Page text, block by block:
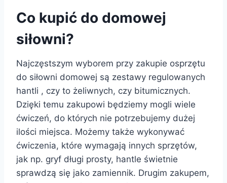
Co kupić do domowej
siłowni?
Najczęstszym wyborem przy zakupie osprzętu
do siłowni domowej są zestawy regulowanych
hantli , czy to żeliwnych, czy bitumicznych.
Dzięki temu zakupowi będziemy mogli wiele
ćwiczeń, do których nie potrzebujemy dużej
ilości miejsca. Możemy także wykonywać
ćwiczenia, które wymagają innych sprzętów,
jak np. gryf długi prosty, hantle świetnie
sprawdzą się jako zamiennik. Drugim zakupem,